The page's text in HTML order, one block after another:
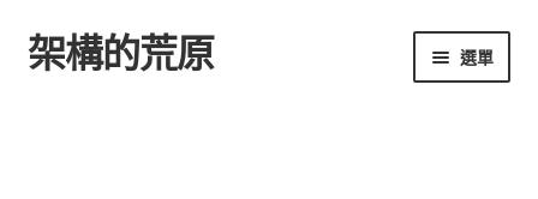
跳
至
跳
至
架構的荒原 選單